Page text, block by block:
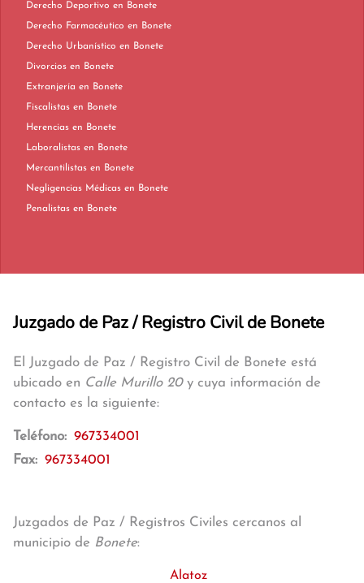
Derecho Deportivo en Bonete
Derecho Farmacéutico en Bonete
Derecho Urbanístico en Bonete
Divorcios en Bonete
Extranjería en Bonete
Fiscalistas en Bonete
Herencias en Bonete
Laboralistas en Bonete
Mercantilistas en Bonete
Negligencias Médicas en Bonete
Penalistas en Bonete
Juzgado de Paz / Registro Civil de Bonete
El Juzgado de Paz / Registro Civil de Bonete está
ubicado en Calle Murillo 20y cuya información de
contacto es la siguiente:
Teléfono: 967334001
Fax: 967334001
Juzgados de Paz / Registros Civiles cercanos al
municipio de Bonete:
Alatoz